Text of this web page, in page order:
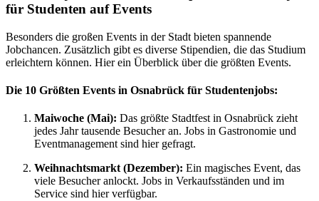
für Studenten auf Events
Besonders die großen Events in der Stadt bieten spannende
Jobchancen. Zusätzlich gibt es diverse Stipendien, die das Studium
erleichtern können. Hier ein Überblick über die größten Events.
Die 10 Größten Events in Osnabrück für Studentenjobs:
Maiwoche (Mai): Das größte Stadtfest in Osnabrück zieht
jedes Jahr tausende Besucher an. Jobs in Gastronomie und
Eventmanagement sind hier gefragt.
Weihnachtsmarkt (Dezember): Ein magisches Event, das
viele Besucher anlockt. Jobs in Verkaufsständen und im
Service sind hier verfügbar.